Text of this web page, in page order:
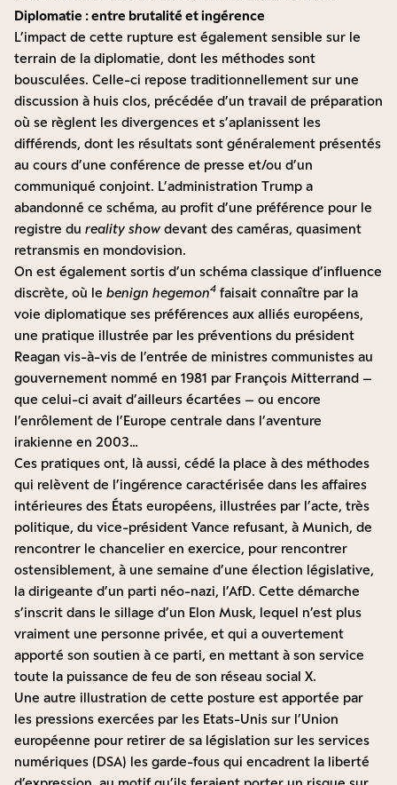
Diplomatie : entre brutalité et ingérence
L’impact de cette rupture est également sensible sur le
terrain de la diplomatie, dont les méthodes sont
bousculées. Celle-ci repose traditionnellement sur une
discussion à huis clos, précédée d’un travail de préparation
où se règlent les divergences et s’aplanissent les
différends, dont les résultats sont généralement présentés
au cours d’une conférence de presse et/ou d’un
communiqué conjoint. L’administration Trump a
abandonné ce schéma, au profit d’une préférence pour le
registre du reality show devant des caméras, quasiment
retransmis en mondovision.
On est également sortis d’un schéma classique d’influence
discrète, où le benign hegemon4 faisait connaître par la
voie diplomatique ses préférences aux alliés européens,
une pratique illustrée par les préventions du président
Reagan vis-à-vis de l’entrée de ministres communistes au
gouvernement nommé en 1981 par François Mitterrand –
que celui-ci avait d’ailleurs écartées – ou encore
l’enrôlement de l’Europe centrale dans l’aventure
irakienne en 2003…
Ces pratiques ont, là aussi, cédé la place à des méthodes
qui relèvent de l’ingérence caractérisée dans les affaires
intérieures des États européens, illustrées par l’acte, très
politique, du vice-président Vance refusant, à Munich, de
rencontrer le chancelier en exercice, pour rencontrer
ostensiblement, à une semaine d’une élection législative,
la dirigeante d’un parti néo-nazi, l’AfD. Cette démarche
s’inscrit dans le sillage d’un Elon Musk, lequel n’est plus
vraiment une personne privée, et qui a ouvertement
apporté son soutien à ce parti, en mettant à son service
toute la puissance de feu de son réseau social X.
Une autre illustration de cette posture est apportée par
les pressions exercées par les Etats-Unis sur l’Union
européenne pour retirer de sa législation sur les services
numériques (DSA) les garde-fous qui encadrent la liberté